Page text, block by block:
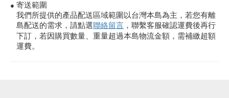
● 寄送範圍
我們所提供的產品配送區域範圍以台灣本島為主，若您有離
島配送的需求，請點選聯絡留言 ，聯繫客服確認運費後再行
下訂，若因購買數量、重量超過本島物流金額，需補繳超額
運費。